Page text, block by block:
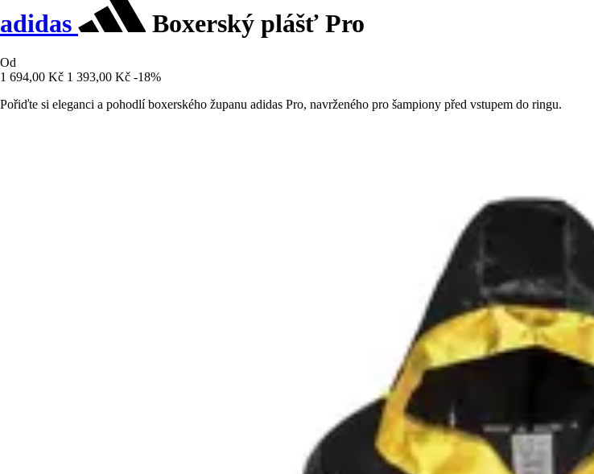
adidas Boxerský plášť Pro
Od
1 694,00 Kč 1 393,00 Kč -18%
Pořiďte si eleganci a pohodlí boxerského županu adidas Pro, navrženého pro šampiony před vstupem do ringu.